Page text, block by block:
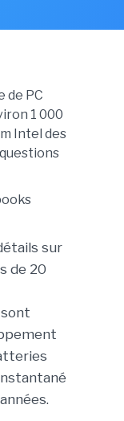
de PC
1 000
Intel des
sur
de 20